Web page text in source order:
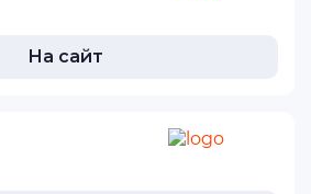
На сайт